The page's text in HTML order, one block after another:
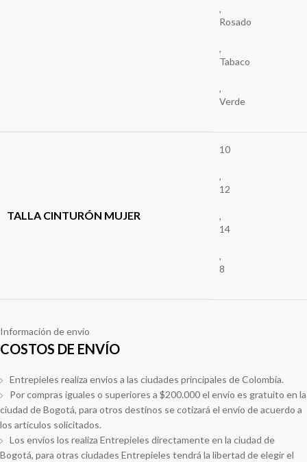
,
Rosado
,
Tabaco
,
Verde
TALLA CINTURÓN MUJER
10
,
12
,
14
,
8
Información de envío
COSTOS DE ENVÍO
Entrepieles realiza envíos a las ciudades principales de Colombia.
Por compras iguales o superiores a $200.000 el envío es gratuito en la
ciudad de Bogotá, para otros destinos se cotizará el envío de acuerdo a
los artículos solicitados.
Los envíos los realiza Entrepieles directamente en la ciudad de
Bogotá, para otras ciudades Entrepieles tendrá la libertad de elegir el